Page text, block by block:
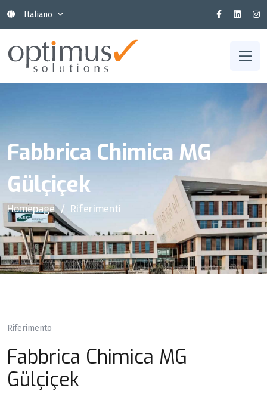
Italiano
Fabbrica Chimica MG
Gülçiçek
Homepage Riferimenti
Riferimento
Fabbrica Chimica MG
Gülçiçek